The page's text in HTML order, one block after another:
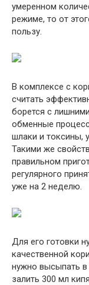
умеренном
режиме, то от
пользу.
В комплексе с
считать
борется с
обменные
шлаки и токсины,
Такими же
правильном
регулярного
уже на 2 неделю.
Для его готовки
качественной
нужно высыпать в
залить 300 мл